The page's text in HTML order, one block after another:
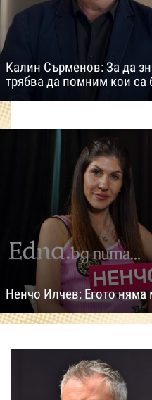
Калин Сърменов: За да
трябва да помним кои са
Ненчо Илчев: Егото няма